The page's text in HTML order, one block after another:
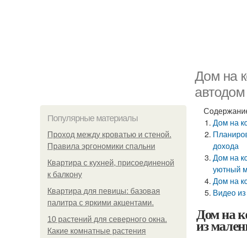
Дом на
Популярные материалы
Проход между кроватью и стеной.
Правила эргономики спальни
Квартира с кухней, присоединеной
к балкону
Квартира для певицы: базовая
палитра с яркими акцентами.
10 растений для северного окна.
Какие комнатные растения
Дом на
дохода
Дом на
уютный
Дом на
Видео
Дом на
из